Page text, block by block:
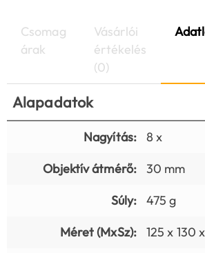
Csomag
árak
Vásárlói
értékelés
(0)
Alapadatok
Nagyítás:
8 x
Objektív átmérő:
30 mm
Súly:
475 g
Méret (MxSz):
125 x 130